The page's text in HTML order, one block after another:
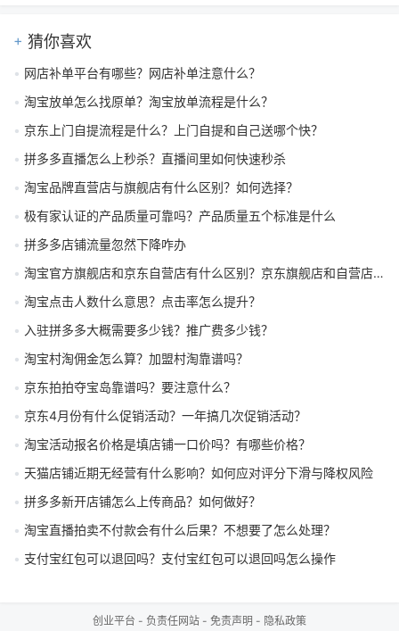
猜你喜欢
网店补单平台有哪些？网店补单注意什么？
淘宝放单怎么找原单？淘宝放单流程是什么？
京东上门自提流程是什么？上门自提和自己送哪个快？
拼多多直播怎么上秒杀？直播间里如何快速秒杀
淘宝品牌直营店与旗舰店有什么区别？如何选择？
极有家认证的产品质量可靠吗？产品质量五个标准是什么
拼多多店铺流量忽然下降咋办
淘宝官方旗舰店和京东自营店有什么区别？京东旗舰店和自营店又有哪些不同？
淘宝点击人数什么意思？点击率怎么提升？
入驻拼多多大概需要多少钱？推广费多少钱？
淘宝村淘佣金怎么算？加盟村淘靠谱吗？
京东拍拍夺宝岛靠谱吗？要注意什么？
京东4月份有什么促销活动？一年搞几次促销活动？
淘宝活动报名价格是填店铺一口价吗？有哪些价格？
天猫店铺近期无经营有什么影响？如何应对评分下滑与降权风险
拼多多新开店铺怎么上传商品？如何做好？
淘宝直播拍卖不付款会有什么后果？不想要了怎么处理？
支付宝红包可以退回吗？支付宝红包可以退回吗怎么操作
创业平台 - 负责任网站 - 免责声明 - 隐私政策